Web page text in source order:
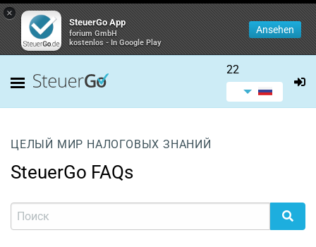
×
SteuerGo App
forium GmbH
kostenlos - In Google Play
Ansehen
22
ЦЕЛЫЙ МИР НАЛОГОВЫХ ЗНАНИЙ
SteuerGo FAQs